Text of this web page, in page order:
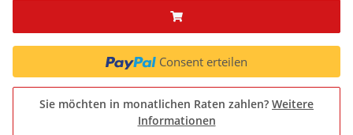
Consent erteilen
Sie möchten in monatlichen Raten zahlen? Weitere
Informationen